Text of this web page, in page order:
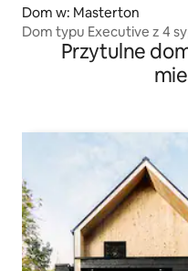
Dom w: Masterton
Przytulne